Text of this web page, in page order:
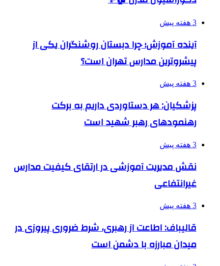
3 هفته پیش
آینده آموزش؛ چرا دبستان روشنگران یکی از
پیشروترین مدارس تهران است؟
3 هفته پیش
پزشکیان: هر دستاوردی داریم به برکت
رهنمودهای رهبر شهید است
3 هفته پیش
نقش مدیریت آموزشی در ارتقای کیفیت مدارس
غیرانتفاعی
3 هفته پیش
قالیباف: اطاعت از رهبری، شرط ضروری پیروزی در
میدان مبارزه با دشمن است